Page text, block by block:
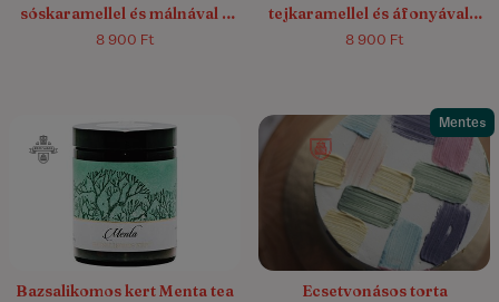
sóskaramellel és málnával –
gluténmentes
8 900 Ft
tejkaramellel és áfonyával –
cukor és gluténmentes
8 900 Ft
Bazsalikomos kert Menta tea
Mentes
Ecsetvonásos torta